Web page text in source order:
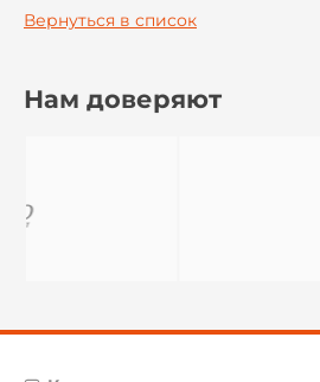
Вернуться в список
Нам доверяют